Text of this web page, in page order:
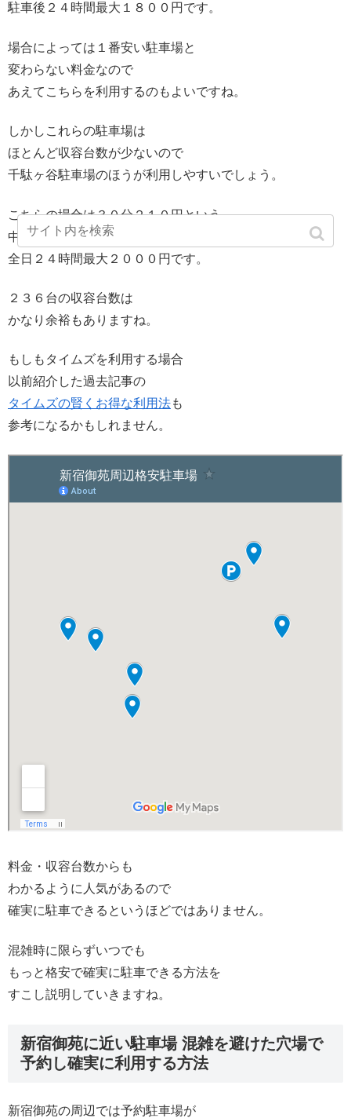
駐車後２４時間最大１８００円です。
場合によっては１番安い駐車場と
変わらない料金なので
あえてこちらを利用するのもよいですね。
しかしこれらの駐車場は
ほとんど収容台数が少ないので
千駄ヶ谷駐車場のほうが利用しやすいでしょう。
こちらの場合は３０分２１０円という
中途半端な料金ですが、
全日２４時間最大２０００円です。
２３６台の収容台数は
かなり余裕もありますね。
もしもタイムズを利用する場合
以前紹介した過去記事の
タイムズの賢くお得な利用法も
参考になるかもしれません。
料金・収容台数からも
わかるように人気があるので
確実に駐車できるというほどではありません。
混雑時に限らずいつでも
もっと格安で確実に駐車できる方法を
すこし説明していきますね。
新宿御苑に近い駐車場 混雑を避けた穴場で
予約し確実に利用する方法
新宿御苑の周辺では予約駐車場が